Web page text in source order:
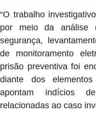
“O trabalho
por meio da análise
segurança,
de monitoramento
prisão preventiva foi
diante dos
apontam indícios
relacionadas ao caso